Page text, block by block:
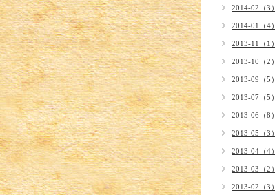
2014-02（3）
2014-01（4）
2013-11（1）
2013-10（2）
2013-09（5）
2013-07（5）
2013-06（8）
2013-05（3）
2013-04（4）
2013-03（2）
2013-02（3）